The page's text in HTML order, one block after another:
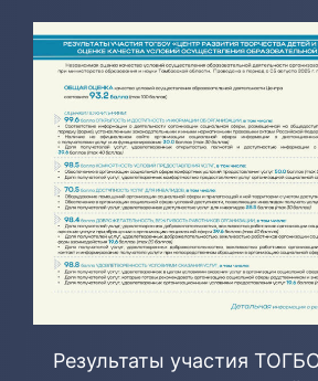
Результаты участия